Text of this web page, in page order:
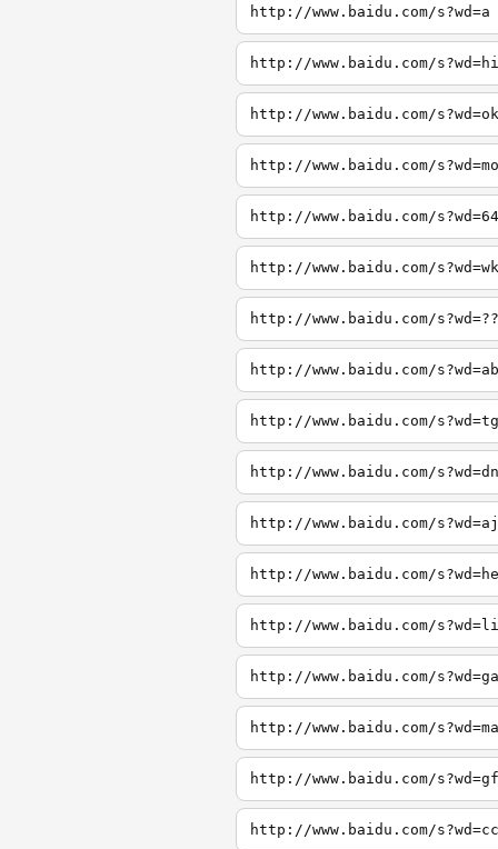
http://www.baidu.com/s?wd=a
http://www.baidu.com/s?wd=hi
http://www.baidu.com/s?wd=ok
http://www.baidu.com/s?wd=mo
http://www.baidu.com/s?wd=64
http://www.baidu.com/s?wd=wk
http://www.baidu.com/s?wd=??
http://www.baidu.com/s?wd=ab
http://www.baidu.com/s?wd=tg
http://www.baidu.com/s?wd=dn
http://www.baidu.com/s?wd=aj
http://www.baidu.com/
http://www.baidu.com/
http://www.baidu.com/
http://www.baidu.com/
http://www.baidu.com/
http://www.baidu.com/